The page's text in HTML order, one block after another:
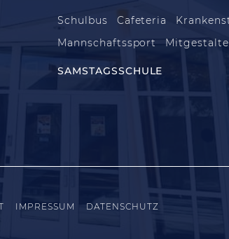
Schulbus Cafeteria
Mannschaftssport
SAMSTAGSSCHULE
IMPRESSUM DATENSCHUTZ